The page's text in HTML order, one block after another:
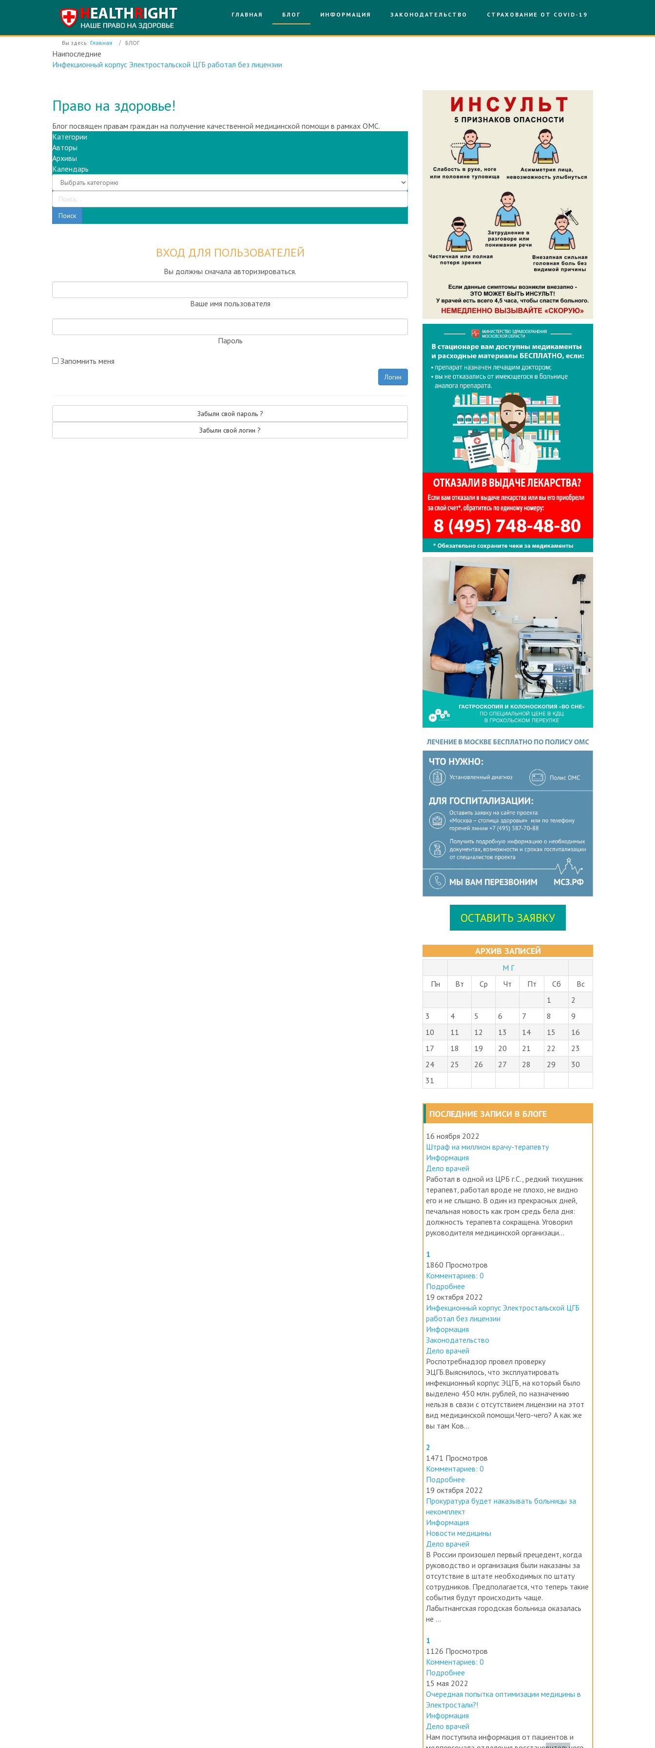
ГЛАВНАЯ БЛОГ ИНФОРМАЦИЯ ЗАКОНОДАТЕЛЬСТВО СТРАХОВАНИЕ ОТ COVID-19
Вы здесь: Главная БЛОГ
Наипоследние
Инфекционный корпус Электростальской ЦГБ работал без лицензии
Блог посвящен правам граждан на получение качественной медицинской помощи в рамках ОМС.
Категории
Авторы
Архивы
Календарь
Поиск
Вы должны сначала авторизироваться.
Забыли свой логин ?
ОСТАВИТЬ ЗАЯВКУ
М Г
Пн
Вт Ср Чт Пт Сб
Вс
1
2
3
4 5 6 7 8
9
10
11 12 13 14 15
16
17
18 19 20 21 22
23
24
25 26 27 28 29
30
31
ПОСЛЕДНИЕ ЗАПИСИ В БЛОГЕ
16 ноября 2022
Штраф на миллион врачу-терапевту
Информация
Дело врачей
Работал в одной из ЦРБ г.С., редкий тихушник
терапевт, работал вроде не плохо, не видно
его и не слышно. В один из прекрасных дней,
печальная новость как гром средь бела дня:
должность терапевта сокращена. Уговорил
руководителя медицинской организаци...
1860 Просмотров
Комментариев: 0
Подробнее
19 октября 2022
Инфекционный корпус Электростальской ЦГБ
работал без лицензии
Информация
Законодательство
Дело врачей
Роспотребнадзор провел проверку
ЭЦГБ.Выяснилось, что эксплуатировать
инфекционный корпус ЭЦГБ, на который было
выделено 450 млн. рублей, по назначению
нельзя в связи с отсутствием лицензии на этот
вид медицинской помощи.Чего-чего? А как же
вы там Ков...
1471 Просмотров
Комментариев: 0
Подробнее
19 октября 2022
Прокуратура будет наказывать больницы за
некомплект
Информация
Новости медицины
Дело врачей
В России произошел первый прецедент, когда
руководство и организация были наказаны за
отсутствие в штате необходимых по штату
сотрудников. Предполагается, что теперь такие
события будут происходить чаще.
Лабытнангская городская больница оказалась
не ...
1126 Просмотров
Комментариев: 0
Подробнее
15 мая 2022
Очередная попытка оптимизации медицины в
Электростали?!
Информация
Дело врачей
Нам поступила информация от пациентов и
медперсонала отделения восстановительного